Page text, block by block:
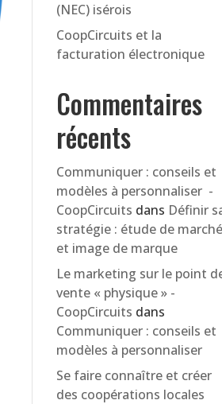
(NEC) isérois
CoopCircuits et la
facturation électronique
Commentaires
récents
Communiquer : conseils et
modèles à personnaliser -
CoopCircuits dans Définir
stratégie : étude de marché
et image de marque
Le marketing sur le point
vente « physique » -
CoopCircuits dans
Communiquer : conseils et
modèles à personnaliser
Se faire connaître et créer
des coopérations locales